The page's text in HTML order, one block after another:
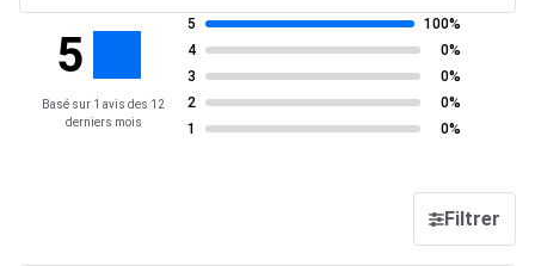
5
Basé sur 1 avis des 12
derniers mois
5
100%
4
0%
3
0%
2
0%
1
0%
Filtrer